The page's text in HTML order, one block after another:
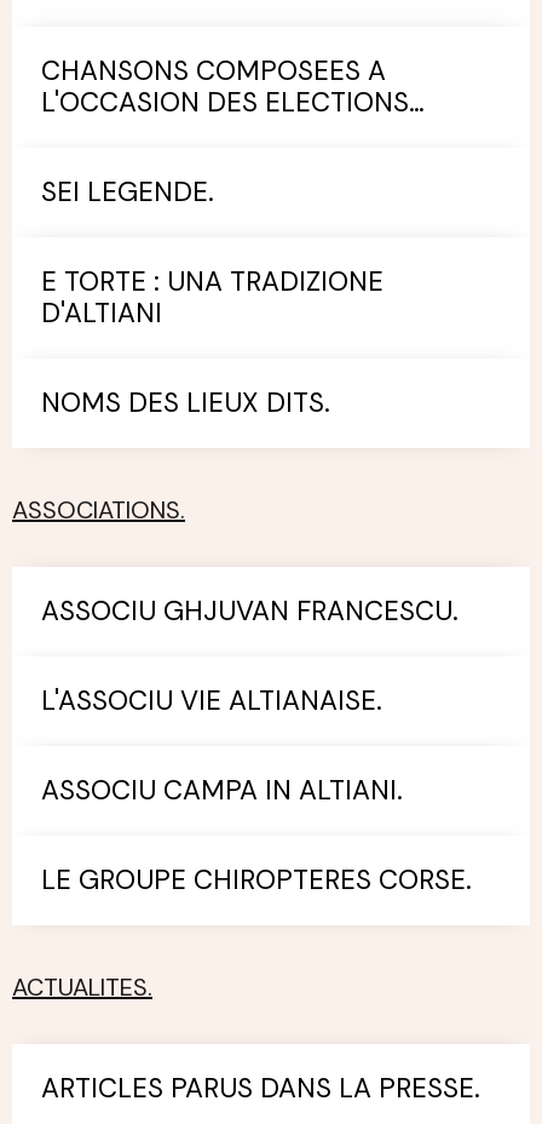
CHANSONS COMPOSEES A
L'OCCASION DES ELECTIONS
SEI LEGENDE.
E TORTE : UNA TRADIZIONE
D'ALTIANI
NOMS DES LIEUX DITS.
ASSOCIATIONS.
ASSOCIU GHJUVAN FRANCESCU.
L'ASSOCIU VIE ALTIANAISE.
ASSOCIU CAMPA IN ALTIANI.
LE GROUPE CHIROPTERES CORSE.
ACTUALITES.
ARTICLES PARUS DANS LA PRESSE.